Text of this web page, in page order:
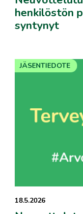
henkilöstön
syntynyt
18.5.2026
JÄSENTIEDOTE